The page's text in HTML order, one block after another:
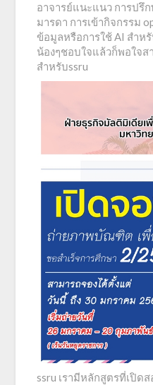
อาจารย์แนะแนว การปรึ
มารดา การเข้ากิจกรรม
ข้อมูลหรือการใช้ AI สำห
น้องๆชอบใจแล้วก็พอใจ
สำหรับssru
ssru เรามีหลักสูตรที่เปิ